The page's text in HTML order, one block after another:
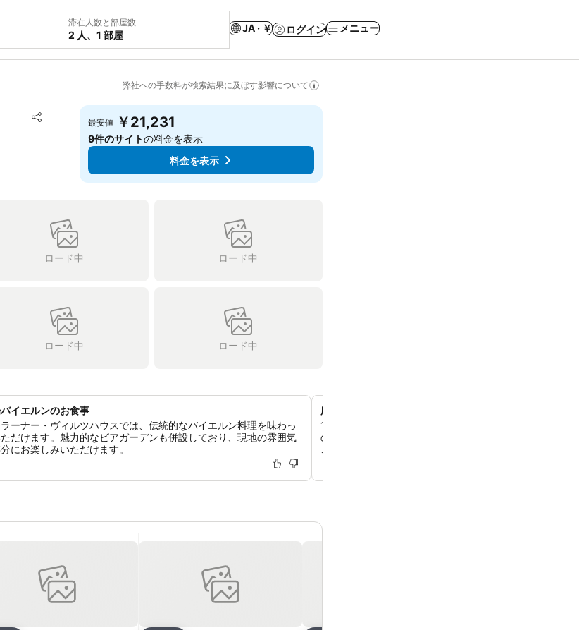
滞在人数と部屋数
2 人、1 部屋
JA · ￥ ログイン メニュー
弊社への手数料が検索結果に及ぼす影響について
シェア
お気に入りに追加
最安値 ￥21,231
9件のサイトの料金を表示
料金を表示
ロード中 ロード中
ロード中 ロード中
イエルンのお食事
ーナー・ヴィルツハウスでは、伝統的なバイエルン料理を味わっ
だけます。魅力的なビアガーデンも併設しており、現地の雰囲気
にお楽しみいただけます。
広々としたISARspaウェルネスオアシス
1,500m²のスパでは、屋内プール、スチームバス、サウ
のWestinWORKOUT®ジムをご利用いただけ、心安らぐひ
ごしいただけます。